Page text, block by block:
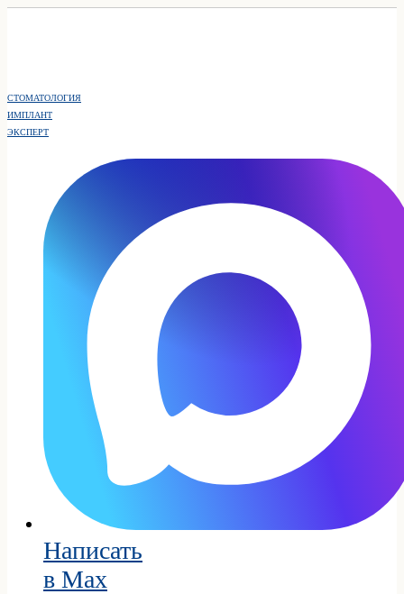
СТОМАТОЛОГИЯ
ИМПЛАНТ
ЭКСПЕРТ
Написать
в Max